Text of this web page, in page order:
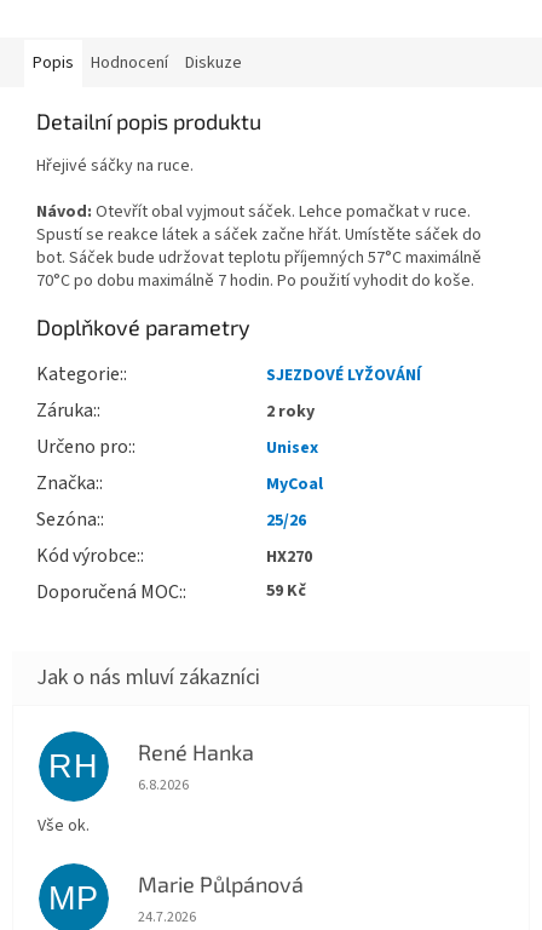
Popis Hodnocení Diskuze
Detailní popis produktu
Hřejivé sáčky na ruce.
Návod: Otevřít obal vyjmout sáček. Lehce pomačkat v ruce.
Spustí se reakce látek a sáček začne hřát. Umístěte sáček do
bot. Sáček bude udržovat teplotu příjemných 57°C maximálně
70°C po dobu maximálně 7 hodin. Po použití vyhodit do koše.
Doplňkové parametry
Kategorie: SJEZDOVÉ LYŽOVÁNÍ
Záruka: 2 roky
Určeno pro: Unisex
Značka: MyCoal
Sezóna: 25/26
Kód výrobce: HX270
Doporučená MOC: 59 Kč
RH René Hanka
Hodnocení obchodu je 5 z 5 hvězdiček.
6.8.2026
Vše ok.
MP Marie Půlpánová
Hodnocení obchodu je 5 z 5 hvězdiček.
24.7.2026